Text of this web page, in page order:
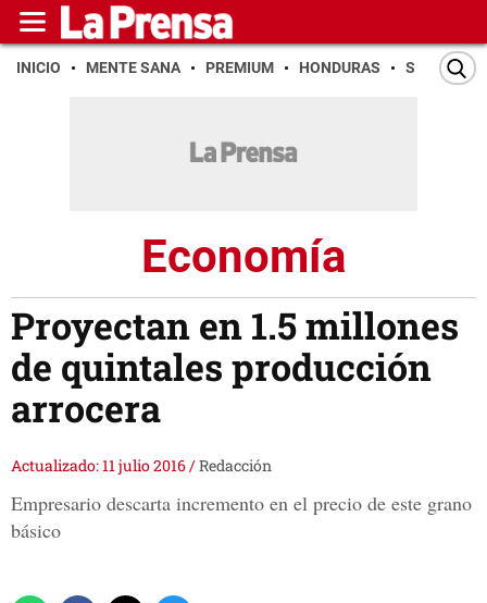
INICIO MENTE SANA PREMIUM HONDURAS SAN PEDRO
Economía
Proyectan en 1.5 millones
de quintales producción
arrocera
Actualizado: 11 julio 2016/Redacción
Empresario descarta incremento en el precio de este grano
básico